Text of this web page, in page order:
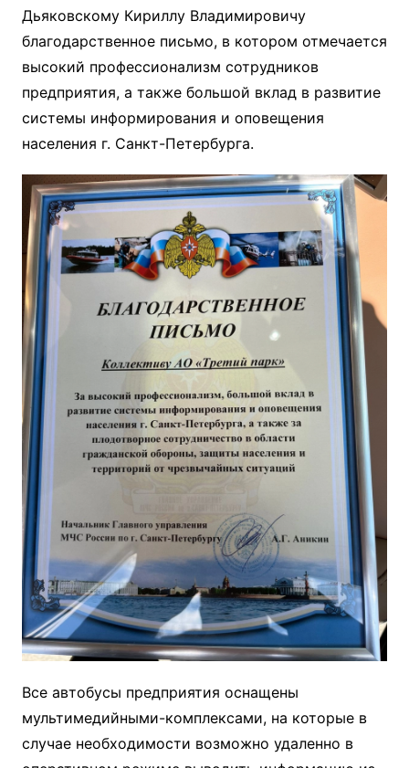
Дьяковскому Кириллу Владимировичу
благодарственное письмо, в котором отмечается
высокий профессионализм сотрудников
предприятия, а также большой вклад в развитие
системы информирования и оповещения
населения г. Санкт-Петербурга.
Все автобусы предприятия оснащены
мультимедийными-комплексами, на которые в
случае необходимости возможно удаленно в